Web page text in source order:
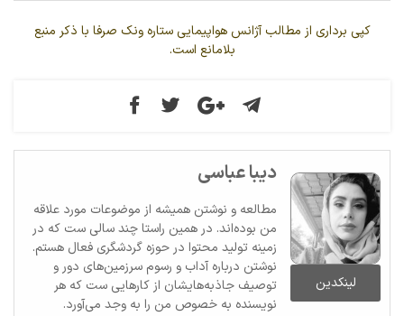
کپی برداری از مطالب آژانس هواپیمایی ستاره ونک صرفا با ذکر منبع
بلامانع است.
لینکدین
دیبا عباسی
مطالعه و نوشتن همیشه از موضوعات مورد علاقه
من بوده‌اند. در همین راستا چند سالی ست که در
زمینه تولید محتوا در حوزه گردشگری فعال هستم.
نوشتن درباره آداب و رسوم سرزمین‌های دور و
توصیف جاذبه‌هایشان از کارهایی ست که هر
نویسنده به خصوص من را به وجد می‌آورد.